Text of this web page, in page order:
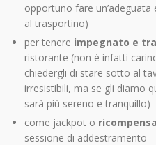
opportuno fare un’adeguata
al trasportino)
per tenere impegnato e
ristorante (non è infatti
chiedergli di stare sotto al
irresistibili, ma se gli diamo
sarà più sereno e tranquillo)
come jackpot o
sessione di addestramento